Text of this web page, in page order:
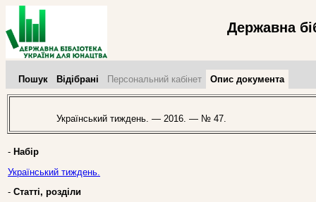
Державна
Пошук Відібрані Персональний кабінет Опис документа
Український тиждень. — 2016. — № 47.
- Набір
Український тиждень.
- Статті, розділи